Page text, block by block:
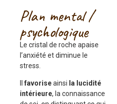
Plan mental /
psychologique
Le cristal de roche apaise
l’anxiété et diminue le
stress.
favoriseainsi la lucidité
intérieure, la connaissance